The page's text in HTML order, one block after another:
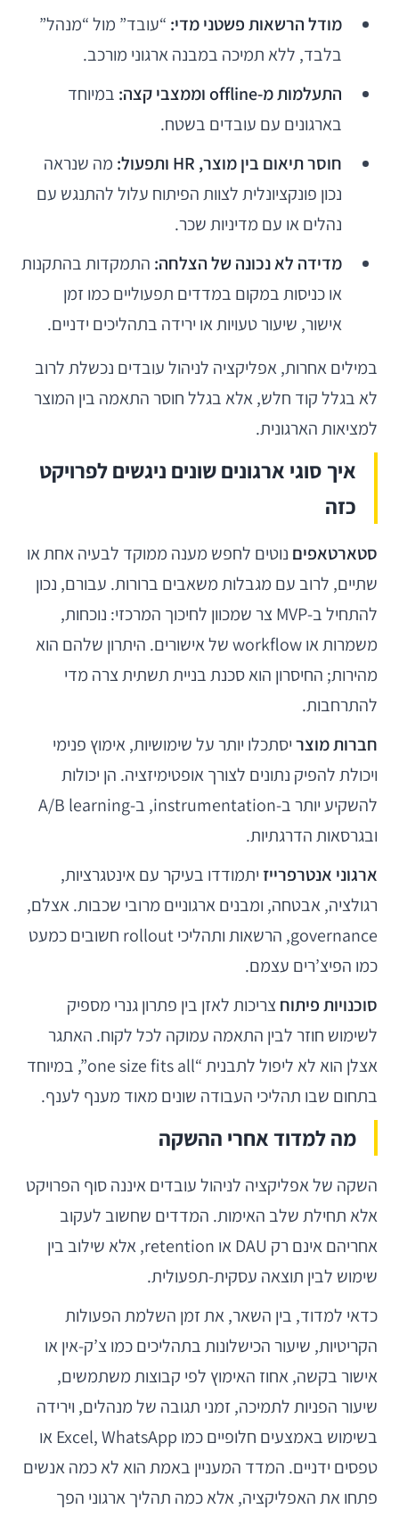
מודל הרשאות פשטני מדי: “עובד” מול “מנהל”
בלבד, ללא תמיכה במבנה ארגוני מורכב.
התעלמות מ-offline וממצבי קצה:
במיוחד
בארגונים עם עובדים בשטח.
חוסר תיאום בין מוצר, HR ותפעול:
מה שנראה
נכון פונקציונלית לצוות הפיתוח עלול להתנגש עם
נהלים או עם מדיניות שכר.
מדידה לא נכונה של הצלחה: התמקדות בהתקנות
או כניסות במקום במדדים תפעוליים כמו זמן
אישור, שיעור טעויות או ירידה בתהליכים ידניים.
במילים אחרות, אפליקציה לניהול עובדים נכשלת לרוב
לא בגלל קוד חלש, אלא בגלל חוסר התאמה בין המוצר
למציאות הארגונית.
איך סוגי ארגונים שונים ניגשים לפרויקט
כזה
סטארטאפים נוטים לחפש מענה ממוקד לבעיה אחת או
שתיים, לרוב עם מגבלות משאבים ברורות. עבורם, נכון
להתחיל ב-MVP צר שמכוון לחיכוך המרכזי: נוכחות,
משמרות או workflow של אישורים. היתרון שלהם הוא
מהירות; החיסרון הוא סכנת בניית תשתית צרה מדי
להתרחבות.
חברות מוצריסתכלו יותר על שימושיות, אימוץ פנימי
ויכולת להפיק נתונים לצורך אופטימיזציה. הן יכולות
להשקיע יותר ב-instrumentation, ב-A/B learning
ובגרסאות הדרגתיות.
ארגוני אנטרפרייז יתמודדו בעיקר עם אינטגרציות,
רגולציה, אבטחה, ומבנים ארגוניים מרובי שכבות. אצלם,
governance, הרשאות ותהליכי rollout חשובים כמעט
כמו הפיצ’רים עצמם.
סוכנויות פיתוחצריכות לאזן בין פתרון גנרי מספיק
לשימוש חוזר לבין התאמה עמוקה לכל לקוח. האתגר
אצלן הוא לא ליפול לתבנית “one size fits all”, במיוחד
בתחום שבו תהליכי העבודה שונים מאוד מענף לענף.
מה למדוד אחרי ההשקה
השקה של אפליקציה לניהול עובדים איננה סוף הפרויקט
אלא תחילת שלב האימות. המדדים שחשוב לעקוב
אחריהם אינם רק DAU או retention, אלא שילוב בין
שימוש לבין תוצאה עסקית-תפעולית.
כדאי למדוד, בין השאר, את זמן השלמת הפעולות
הקריטיות, שיעור הכישלונות בתהליכים כמו צ’ק-אין או
אישור בקשה, אחוז האימוץ לפי קבוצות משתמשים,
שיעור הפניות לתמיכה, זמני תגובה של מנהלים, וירידה
בשימוש באמצעים חלופיים כמו Excel, WhatsApp או
טפסים ידניים. המדד המעניין באמת הוא לא כמה אנשים
פתחו את האפליקציה, אלא כמה תהליך ארגוני הפך